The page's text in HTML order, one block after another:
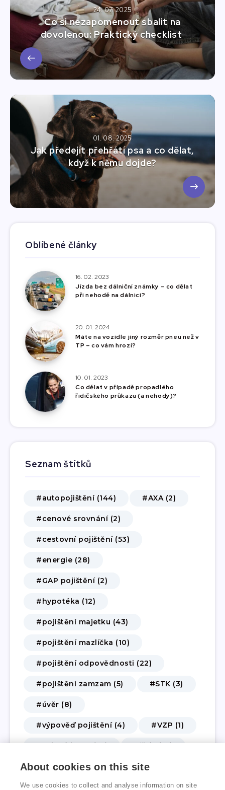
24. 07. 2025
Co si nezapomenout sbalit na
dovolenou: Praktický checklist
01. 08. 2025
Jak předejít přehřátí psa a co dělat,
když k němu dojde?
Oblíbené články
16. 02. 2023
Jízda bez dálniční známky – co dělat
při nehodě na dálnici?
20. 01. 2024
Máte na vozidle jiný rozměr pneu než v
TP – co vám hrozí?
10. 01. 2023
Co dělat v případě propadlého
řidičského průkazu (a nehody)?
Seznam štítků
#autopojištění (144) #AXA (2)
#cenové srovnání (2)
#cestovní pojištění (53)
#energie (28)
#GAP pojištění (2)
#hypotéka (12)
#pojištění majetku (43)
#pojištění mazlíčka (10)
#pojištění odpovědnosti (22)
#pojištění zamzam (5) #STK (3)
#úvěr (8)
#výpověď pojištění (4) #VZP (1)
#zelená karta (10) #živly (14)
#životní a úrazové pojištění (62)
#změna pojištění (3)
About cookies on this site
We use cookies to collect and analyse information on site